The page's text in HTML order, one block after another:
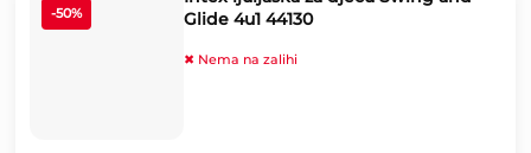
-50%
Glide 4u1 44130
✖ Nema na zalihi